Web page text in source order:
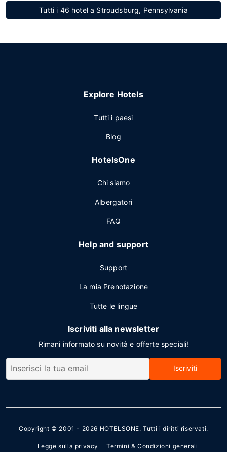
Tutti i 46 hotel a Stroudsburg, Pennsylvania
Explore Hotels
Tutti i paesi
Blog
HotelsOne
Chi siamo
Albergatori
FAQ
Help and support
Support
La mia Prenotazione
Tutte le lingue
Iscriviti alla newsletter
Rimani informato su novità e offerte speciali!
Iscriviti
Copyright © 2001 - 2026 HOTELSONE. Tutti i diritti riservati.
Legge sulla privacy Termini & Condizioni generali